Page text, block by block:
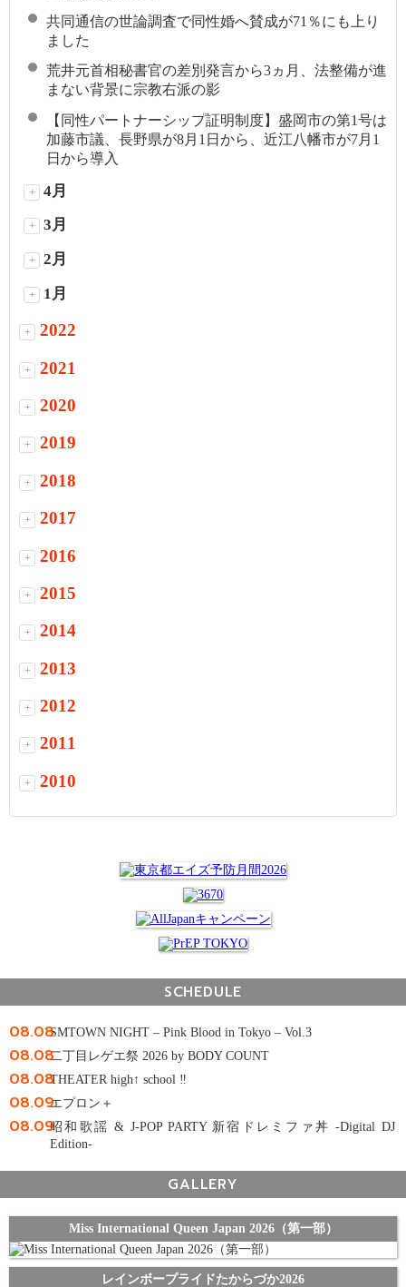
共同通信の世論調査で同性婚へ賛成が71％にも上り
ました
荒井元首相秘書官の差別発言から3ヵ月、法整備が進
まない背景に宗教右派の影
【同性パートナーシップ証明制度】盛岡市の第1号は
加藤市議、長野県が8月1日から、近江八幡市が7月1
日から導入
+ 4月
+ 3月
+ 2月
+ 1月
+ 2022
+ 2021
+ 2020
+ 2019
+ 2018
+ 2017
+ 2016
+ 2015
+ 2014
+ 2013
+ 2012
+ 2011
+ 2010
SCHEDULE
08.08SMTOWN NIGHT – Pink Blood in Tokyo – Vol.3
08.08二丁目レゲエ祭 2026 by BODY COUNT
08.08THEATER high↑ school ‼
08.09エプロン＋
08.09昭和歌謡 & J-POP PARTY 新宿ドレミファ丼 -Digital DJ
Edition-
GALLERY
Miss International Queen Japan 2026（第一部）
レインボープライドたからづか2026